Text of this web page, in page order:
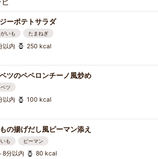
ピ
ーポテトサラダ
いも たまねぎ
以内 250 kcal
ツのペペロンチーノ風炒め
ツ
以内 100 kcal
の揚げだし風ピーマン添え
も ピーマン
8分以内 80 kcal